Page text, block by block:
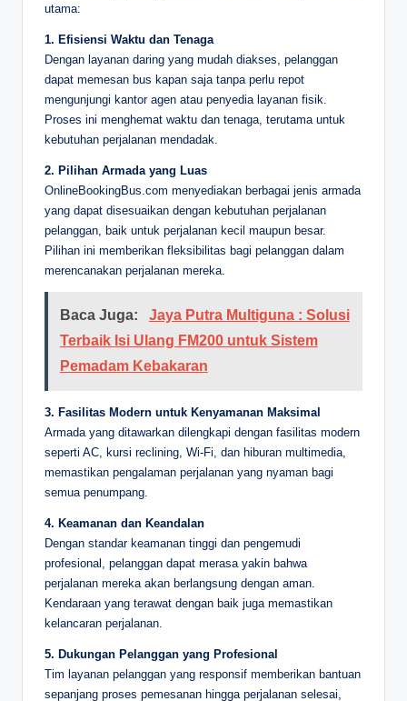
utama:
1. Efisiensi Waktu dan Tenaga
Dengan layanan daring yang mudah diakses, pelanggan
dapat memesan bus kapan saja tanpa perlu repot
mengunjungi kantor agen atau penyedia layanan fisik.
Proses ini menghemat waktu dan tenaga, terutama untuk
kebutuhan perjalanan mendadak.
2. Pilihan Armada yang Luas
OnlineBookingBus.com menyediakan berbagai jenis armada
yang dapat disesuaikan dengan kebutuhan perjalanan
pelanggan, baik untuk perjalanan kecil maupun besar.
Pilihan ini memberikan fleksibilitas bagi pelanggan dalam
merencanakan perjalanan mereka.
Baca Juga:
Jaya Putra Multiguna : Solusi
Terbaik Isi Ulang FM200 untuk Sistem
Pemadam Kebakaran
3. Fasilitas Modern untuk Kenyamanan Maksimal
Armada yang ditawarkan dilengkapi dengan fasilitas modern
seperti AC, kursi reclining, Wi-Fi, dan hiburan multimedia,
memastikan pengalaman perjalanan yang nyaman bagi
semua penumpang.
4. Keamanan dan Keandalan
Dengan standar keamanan tinggi dan pengemudi
profesional, pelanggan dapat merasa yakin bahwa
perjalanan mereka akan berlangsung dengan aman.
Kendaraan yang terawat dengan baik juga memastikan
kelancaran perjalanan.
5. Dukungan Pelanggan yang Profesional
Tim layanan pelanggan yang responsif memberikan bantuan
sepanjang proses pemesanan hingga perjalanan selesai,